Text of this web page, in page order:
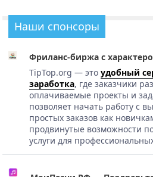
Наши спонсоры
Фриланс-биржа с
TipTop.org — это удобный
заработка, где заказчики
оплачиваемые проекты и
позволяет начать работу с
простых заказов как
продвинутые возможности
услуги для